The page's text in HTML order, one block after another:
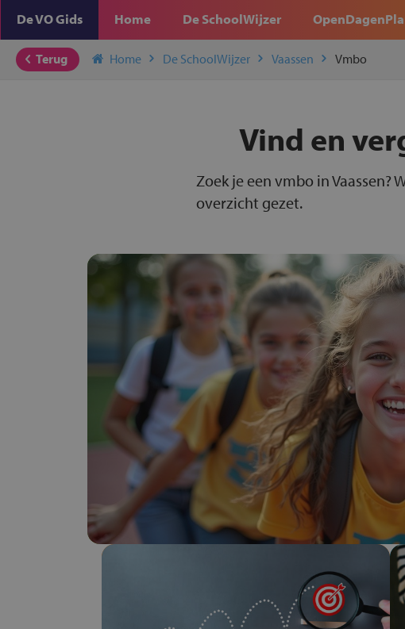
De VO Gids Home De SchoolWijzer
Terug Home De SchoolWijzer Vaassen Vmbo
Vind en
Zoek je een vmbo in Vaassen?
overzicht gezet.